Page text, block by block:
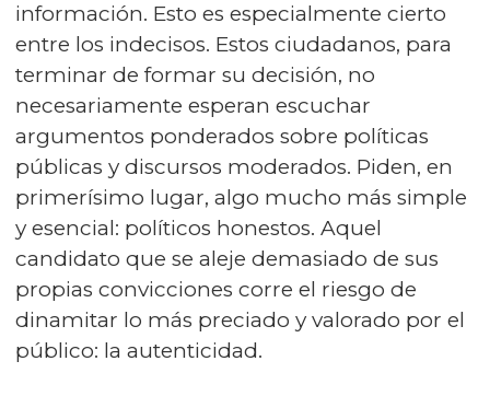
información. Esto es especialmente cierto
entre los indecisos. Estos ciudadanos, para
terminar de formar su decisión, no
necesariamente esperan escuchar
argumentos ponderados sobre políticas
públicas y discursos moderados. Piden, en
primerísimo lugar, algo mucho más simple
y esencial: políticos honestos. Aquel
candidato que se aleje demasiado de sus
propias convicciones corre el riesgo de
dinamitar lo más preciado y valorado por el
público: la autenticidad.